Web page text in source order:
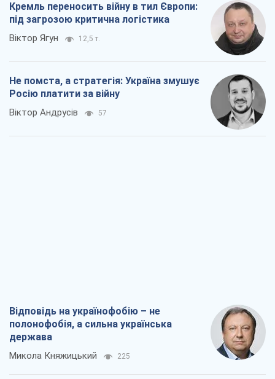
Кремль переносить війну в тил Європи:
під загрозою критична логістика
Віктор Ягун 12,5 т.
Не помста, а стратегія: Україна змушує
Росію платити за війну
Віктор Андрусів 57
Відповідь на українофобію – не
полонофобія, а сильна українська
держава
Микола Княжицький 225